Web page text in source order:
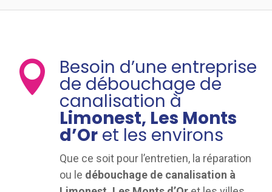
 Besoin d’une entreprise
de débouchage de
canalisation à
Limonest, Les Monts
d’Oret les environs
Que ce soit pour l’entretien, la réparation
ou le débouchage de canalisation à